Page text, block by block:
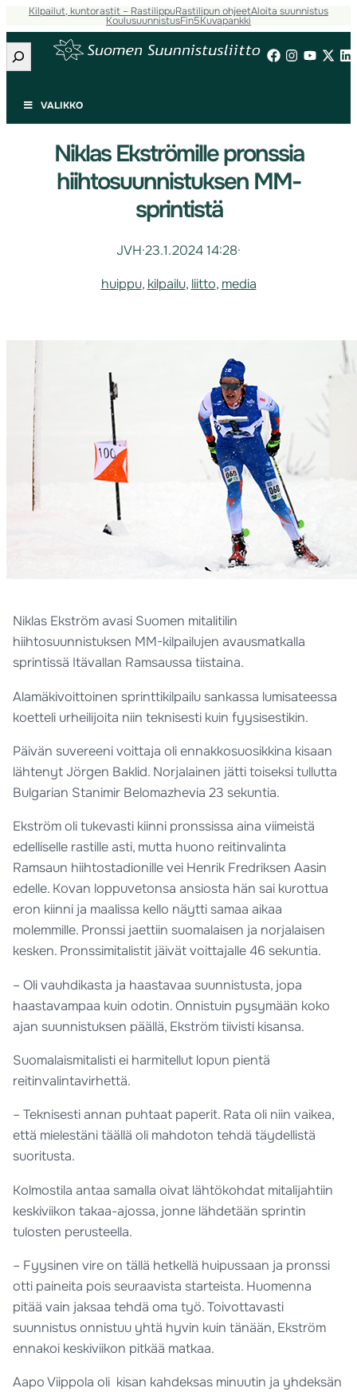
Kilpailut, kuntorastit – RastilippuRastilipun ohjeetAloita suunnistus
KoulusuunnistusFin5Kuvapankki
Etsi
VALIKKO
Niklas Ekströmille pronssia
hiihtosuunnistuksen MM-
sprintistä
JVH·23.1.2024 14:28·
huippu, kilpailu, liitto, media
Niklas Ekström avasi Suomen mitalitilin
hiihtosuunnistuksen MM-kilpailujen avausmatkalla
sprintissä Itävallan Ramsaussa tiistaina.
Alamäkivoittoinen sprinttikilpailu sankassa lumisateessa
koetteli urheilijoita niin teknisesti kuin fyysisestikin.
Päivän suvereeni voittaja oli ennakkosuosikkina kisaan
lähtenyt Jörgen Baklid. Norjalainen jätti toiseksi tullutta
Bulgarian Stanimir Belomazhevia 23 sekuntia.
Ekström oli tukevasti kiinni pronssissa aina viimeistä
edelliselle rastille asti, mutta huono reitinvalinta
Ramsaun hiihtostadionille vei Henrik Fredriksen Aasin
edelle. Kovan loppuvetonsa ansiosta hän sai kurottua
eron kiinni ja maalissa kello näytti samaa aikaa
molemmille. Pronssi jaettiin suomalaisen ja norjalaisen
kesken. Pronssimitalistit jäivät voittajalle 46 sekuntia.
– Oli vauhdikasta ja haastavaa suunnistusta, jopa
haastavampaa kuin odotin. Onnistuin pysymään koko
ajan suunnistuksen päällä, Ekström tiivisti kisansa.
Suomalaismitalisti ei harmitellut lopun pientä
reitinvalintavirhettä.
– Teknisesti annan puhtaat paperit. Rata oli niin vaikea,
että mielestäni täällä oli mahdoton tehdä täydellistä
suoritusta.
Kolmostila antaa samalla oivat lähtökohdat mitalijahtiin
keskiviikon takaa-ajossa, jonne lähdetään sprintin
tulosten perusteella.
– Fyysinen vire on tällä hetkellä huipussaan ja pronssi
otti paineita pois seuraavista starteista. Huomenna
pitää vain jaksaa tehdä oma työ. Toivottavasti
suunnistus onnistuu yhtä hyvin kuin tänään, Ekström
ennakoi keskiviikon pitkää matkaa.
Aapo Viippola oli kisan kahdeksas minuutin ja yhdeksän